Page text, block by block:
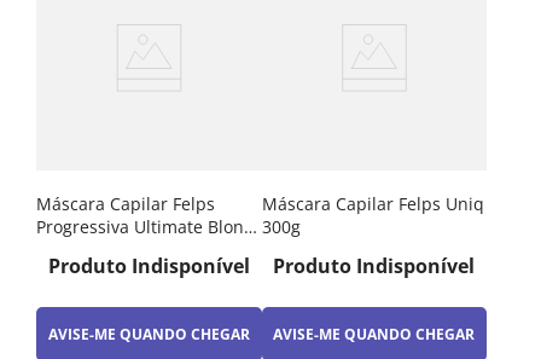
Máscara Capilar Felps
Progressiva Ultimate Blond
Produto Indisponível
AVISE-ME QUANDO CHEGAR
Máscara Capilar Felps Uniq
300g
Produto Indisponível
AVISE-ME QUANDO CHEGAR